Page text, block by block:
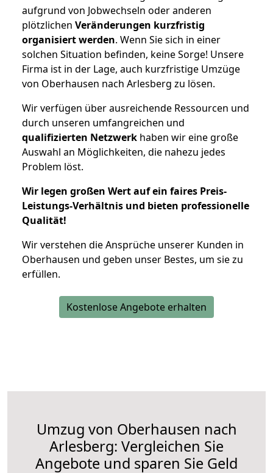
aufgrund von Jobwechseln oder anderen
plötzlichen Veränderungen kurzfristig
organisiert werden. Wenn Sie sich in einer
solchen Situation befinden, keine Sorge! Unsere
Firma ist in der Lage, auch kurzfristige Umzüge
von Oberhausen nach Arlesberg zu lösen.
Wir verfügen über ausreichende Ressourcen und
durch unseren umfangreichen und
qualifizierten Netzwerk haben wir eine große
Auswahl an Möglichkeiten, die nahezu jedes
Problem löst.
Wir legen großen Wert auf ein faires Preis-
Leistungs-Verhältnis und bieten professionelle
Qualität!
Wir verstehen die Ansprüche unserer Kunden in
Oberhausen und geben unser Bestes, um sie zu
erfüllen.
Kostenlose Angebote erhalten
Umzug von Oberhausen nach
Arlesberg: Vergleichen Sie
Angebote und sparen Sie Geld